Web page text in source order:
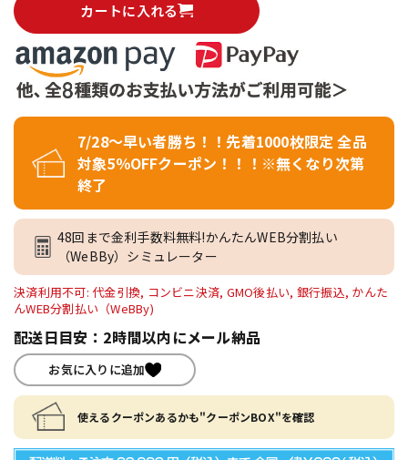
カートに入れる
7/28～早い者勝ち！！先着1000枚限定 全品
対象5％OFFクーポン！！！※無くなり次第
終了
48回まで金利手数料無料!かんたんWEB分割払い
（WeBBy）シミュレーター
決済利用不可: 代金引換, コンビニ決済, GMO後払い, 銀行振込, かんた
んWEB分割払い（WeBBy)
配送日目安：2時間以内にメール納品
お気に入りに追加
使えるクーポンあるかも"クーポンBOX"を確認